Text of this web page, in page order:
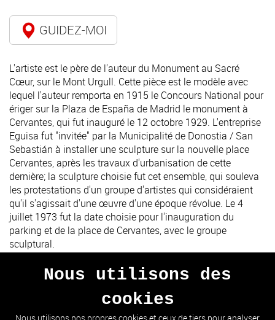
GUIDEZ-MOI
L'artiste est le père de l'auteur du Monument au Sacré
Cœur, sur le Mont Urgull. Cette pièce est le modèle avec
lequel l'auteur remporta en 1915 le Concours National pour
ériger sur la Plaza de España de Madrid le monument à
Cervantes, qui fut inauguré le 12 octobre 1929. L'entreprise
Eguisa fut "invitée" par la Municipalité de Donostia / San
Sebastián à installer une sculpture sur la nouvelle place
Cervantes, après les travaux d'urbanisation de cette
dernière; la sculpture choisie fut cet ensemble, qui souleva
les protestations d'un groupe d'artistes qui considéraient
qu'il s'agissait d'une œuvre d'une époque révolue. Le 4
juillet 1973 fut la date choisie pour l'inauguration du
parking et de la place de Cervantes, avec le groupe
sculptural.
PRÉCÉDENT
Nous utilisons des
cookies